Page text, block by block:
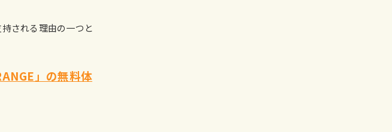
される理由の一つと
」の無料体